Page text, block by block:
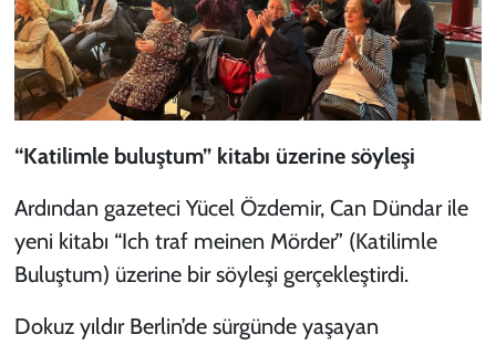
“Katilimle buluştum” kitabı üzerine söyleşi
Ardından gazeteci Yücel Özdemir, Can Dündar ile
yeni kitabı “Ich traf meinen Mörder” (Katilimle
Buluştum) üzerine bir söyleşi gerçekleştirdi.
Dokuz yıldır Berlin’de sürgünde yaşayan